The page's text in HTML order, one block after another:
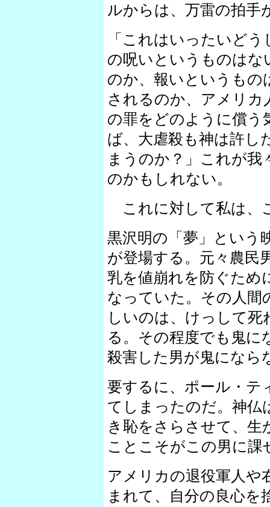
ルからは、万雷の拍手
「これはいったいど
の呪いというものはな
のか、報いというもの
されるのか、アメリカ
の罪をどのように償う
ば、大虐殺も神は許し
まうのか？」これが我
のかもしれない。
これに対して私は、
黒沢明の「夢」という
が登場する。元々農民
乳を値崩れを防ぐため
なっていた。その人間
しいのは、けっして
る。その程度でも鬼に
殺害した男が鬼になら
要するに、ポール・テ
てしまったのだ。神仏
き恥をさらさせて、
ことこそがこの男に課
アメリカの退役軍人や
まれて、自分の良心を